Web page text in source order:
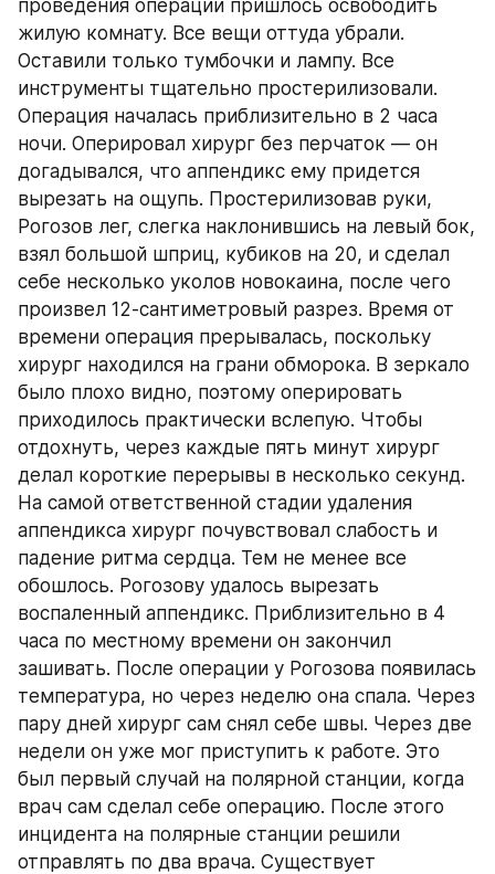
проведения операции пришлось освободить
жилую комнату. Все вещи оттуда убрали.
Оставили только тумбочки и лампу. Все
инструменты тщательно простерилизовали.
Операция началась приблизительно в 2 часа
ночи. Оперировал хирург без перчаток — он
догадывался, что аппендикс ему придется
вырезать на ощупь. Простерилизовав руки,
Рогозов лег, слегка наклонившись на левый бок,
взял большой шприц, кубиков на 20, и сделал
себе несколько уколов новокаина, после чего
произвел 12-сантиметровый разрез. Время от
времени операция прерывалась, поскольку
хирург находился на грани обморока. В зеркало
было плохо видно, поэтому оперировать
приходилось практически вслепую. Чтобы
отдохнуть, через каждые пять минут хирург
делал короткие перерывы в несколько секунд.
На самой ответственной стадии удаления
аппендикса хирург почувствовал слабость и
падение ритма сердца. Тем не менее все
обошлось. Рогозову удалось вырезать
воспаленный аппендикс. Приблизительно в 4
часа по местному времени он закончил
зашивать. После операции у Рогозова появилась
температура, но через неделю она спала. Через
пару дней хирург сам снял себе швы. Через две
недели он уже мог приступить к работе. Это
был первый случай на полярной станции, когда
врач сам сделал себе операцию. После этого
инцидента на полярные станции решили
отправлять по два врача. Существует